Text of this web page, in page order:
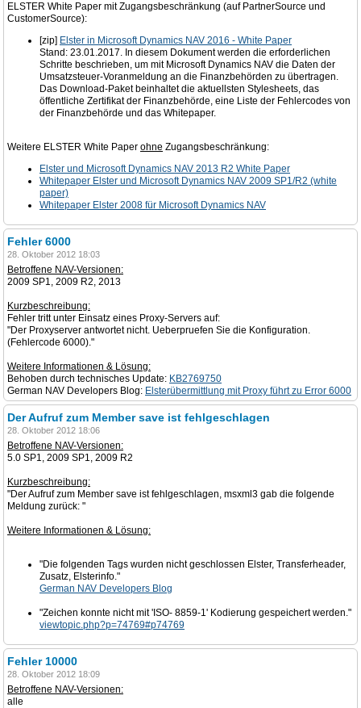
ELSTER White Paper mit Zugangsbeschränkung (auf PartnerSource und
CustomerSource):
[zip] Elster in Microsoft Dynamics NAV 2016 - White Paper
Stand: 23.01.2017. ​​In diesem Dokument werden die erforderlichen
Schritte beschrieben, um mit Microsoft Dynamics NAV die Daten der
Umsatzsteuer-Voranmeldung an die Finanzbehörden zu übertragen.
Das Download-Paket beinhaltet die aktuellsten Stylesheets, das
öffentliche Zertifikat der Finanzbehörde, eine Liste der Fehlercodes von
der Finanzbehörde und das Whitepaper.
Weitere ELSTER White Paper ohne Zugangsbeschränkung:
Elster und Microsoft Dynamics NAV 2013 R2 White Paper
Whitepaper Elster und Microsoft Dynamics NAV 2009 SP1/R2 (white
paper)
Whitepaper Elster 2008 für Microsoft Dynamics NAV
Fehler 6000
28. Oktober 2012 18:03
Betroffene NAV-Versionen:
2009 SP1, 2009 R2, 2013
Kurzbeschreibung:
Fehler tritt unter Einsatz eines Proxy-Servers auf:
"Der Proxyserver antwortet nicht. Ueberpruefen Sie die Konfiguration.
(Fehlercode 6000)."
Weitere Informationen & Lösung:
Behoben durch technisches Update: KB2769750
German NAV Developers Blog: Elsterübermittlung mit Proxy führt zu Error 6000
Der Aufruf zum Member save ist fehlgeschlagen
28. Oktober 2012 18:06
Betroffene NAV-Versionen:
5.0 SP1, 2009 SP1, 2009 R2
Kurzbeschreibung:
"Der Aufruf zum Member save ist fehlgeschlagen, msxml3 gab die folgende
Meldung zurück: "
Weitere Informationen & Lösung:
"Die folgenden Tags wurden nicht geschlossen Elster, Transferheader,
Zusatz, Elsterinfo."
German NAV Developers Blog
"Zeichen konnte nicht mit 'ISO- 8859-1' Kodierung gespeichert werden."
viewtopic.php?p=74769#p74769
Fehler 10000
28. Oktober 2012 18:09
Betroffene NAV-Versionen:
alle